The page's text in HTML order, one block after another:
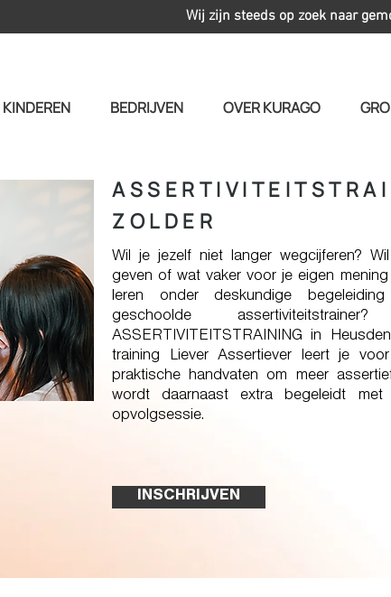
Wij zijn steeds op zoek naar
KINDEREN BEDRIJVEN OVER KURAGO
ZOLDER
Wil je jezelf niet langer wegcijferen?
geven of wat vaker voor je eigen
leren onder deskundige
geschoolde
ASSERTIVITEITSTRAINING in
training Liever Assertiever leert je
praktische handvaten om meer
wordt daarnaast extra begeleidt
opvolgsessie.
INSCHRIJVEN